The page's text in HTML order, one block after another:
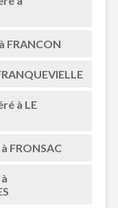
FRANCON
à LE
FRONSAC